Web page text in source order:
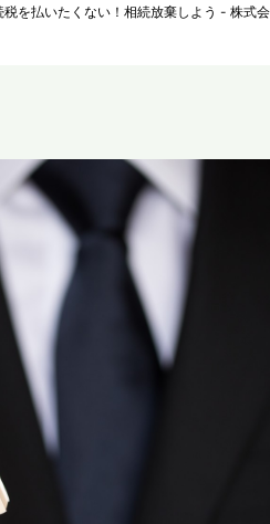
税を払いたくない！相続放棄しよう - 株式